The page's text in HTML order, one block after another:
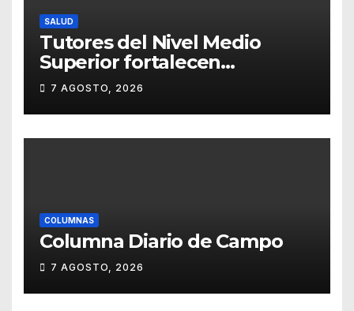
SALUD
Tutores del Nivel Medio
Superior fortalecen
estrategias para la
prevención de la violencia en
el noviazgo
7 AGOSTO, 2026
COLUMNAS
Columna Diario de Campo
7 AGOSTO, 2026